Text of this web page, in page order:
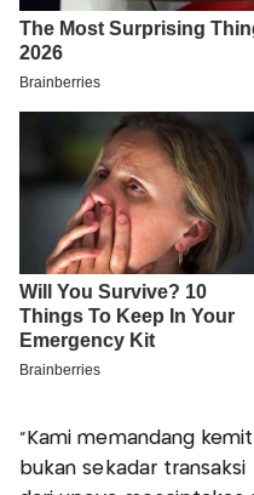
"Kami memandang
bukan sekadar